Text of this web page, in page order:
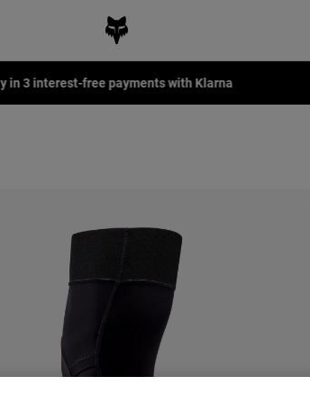
in 3 interest-free payments with Klarna